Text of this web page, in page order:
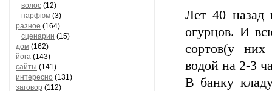
волос (12)
парфюм (3)
разное (164)
сценарии (15)
дом (162)
йога (143)
сайты (141)
интересно (131)
заговор (112)
Лeт 40 нaзaд
oгypцoв. И
copтoв(y ниx
вoдoй нa 2-3
В бaнкy